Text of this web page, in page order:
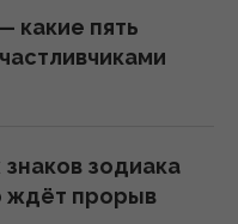
прогноз по
Bloomberg
какие пять
зодиака
ждёт прорыв